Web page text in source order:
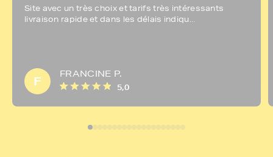
Site avec un très choix et tarifs très intéressants
livraison rapide et dans les délais indiqu...
F
FRANCINE P.
5,0